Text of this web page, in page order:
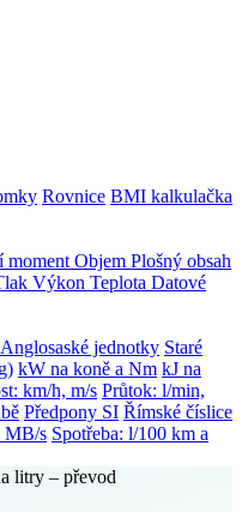
Rovnice BMI kalkulačka
moment Objem Plošný obsah
Výkon Teplota Datové
Anglosaské jednotky Staré
kW na koně a Nm kJ na
km/h, m/s Průtok: l/min,
Předpony SI Římské číslice
MB/s Spotřeba: l/100 km a
litry – převod